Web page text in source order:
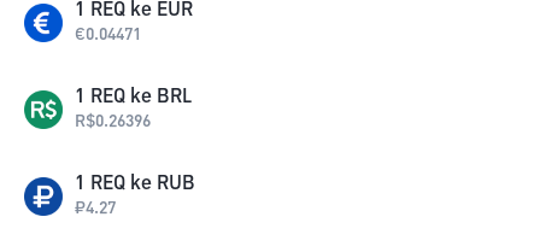
1 REQ ke EUR
€0.04471
1 REQ ke BRL
R$0.26396
1 REQ ke RUB
₽4.27